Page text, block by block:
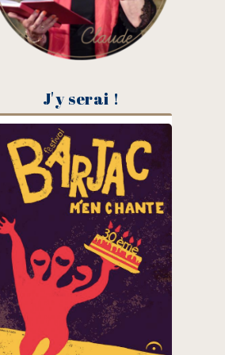
J'y serai !